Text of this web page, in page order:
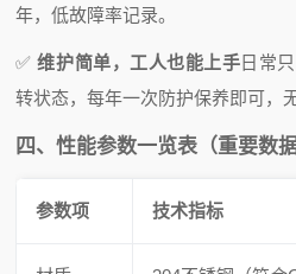
年，低故障率记录。
✅维护简单，工人也能上手日常
转状态，每年一次防护保养即可，
四、性能参数一览表（重要数
参数项 技术指标